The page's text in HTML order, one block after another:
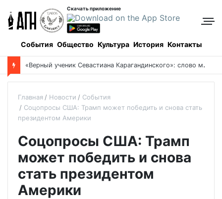
Скачать приложение
События Общество Культура История Контакты
«Верный ученик Севастиана Карагандинского»: слово митрополита Александра о почившем схиархимандрите Пахомии
Главная Новости
События
Соцопросы США: Трамп может победить и снова стать
президентом Америки
Соцопросы США: Трамп
может победить и снова
стать президентом
Америки